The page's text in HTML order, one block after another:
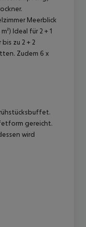
Meerblick
Ideal für 2 + 1
zu 2 + 2
Zudem 6 x
gereicht.
wird